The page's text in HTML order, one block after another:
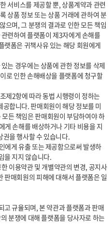
상품 정보 또는 상품 거래에 관하여 분
으며, 그 분쟁의 결과로 인한 모든 책임
련하여 플랫폼이 제3자에게 손해를
랫폼은 귀책사유 있는 해당 회원에게
로 인한 손해배상을 플랫폼에 청구할
합니다. 판매회원이 해당 정보를 미
든 책임은 판매회원이 부담하여야 하
게 손해를 배상하거나 기타 비용을 지
을 행사할 수 있습니다.
을 지지 않습니다.
판매회원의 피해에 대해서 플랫폼은 일
고 규율되며, 본 약관과 플랫폼과 판매
분쟁에 대해 플랫폼을 당사자로 하는